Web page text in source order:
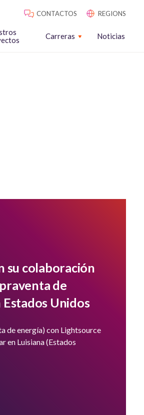
CONTACTOS REGIONS
Carreras Noticias
su colaboración
de
Unidos
de energía) con Lightsource
en Luisiana (Estados